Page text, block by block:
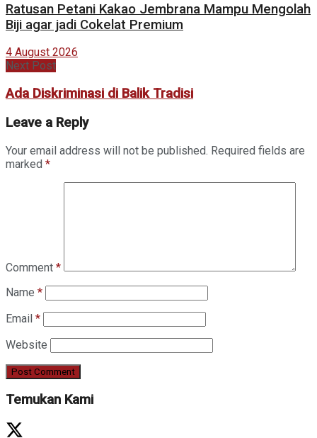
Ratusan Petani Kakao Jembrana Mampu Mengolah
Biji agar jadi Cokelat Premium
4 August 2026
Next Post
Ada Diskriminasi di Balik Tradisi
Leave a Reply
Your email address will not be published. Required fields are
marked *
Comment *
Name *
Email *
Website
Temukan Kami